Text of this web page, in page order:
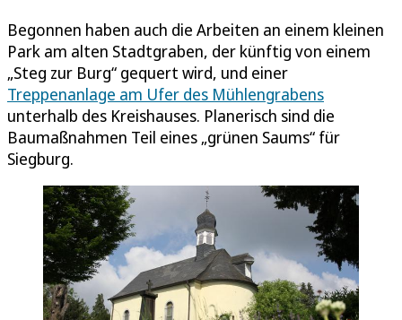
Begonnen haben auch die Arbeiten an einem kleinen
Park am alten Stadtgraben, der künftig von einem
„Steg zur Burg“ gequert wird, und einer
Treppenanlage am Ufer des Mühlengrabens
unterhalb des Kreishauses. Planerisch sind die
Baumaßnahmen Teil eines „grünen Saums“ für
Siegburg.